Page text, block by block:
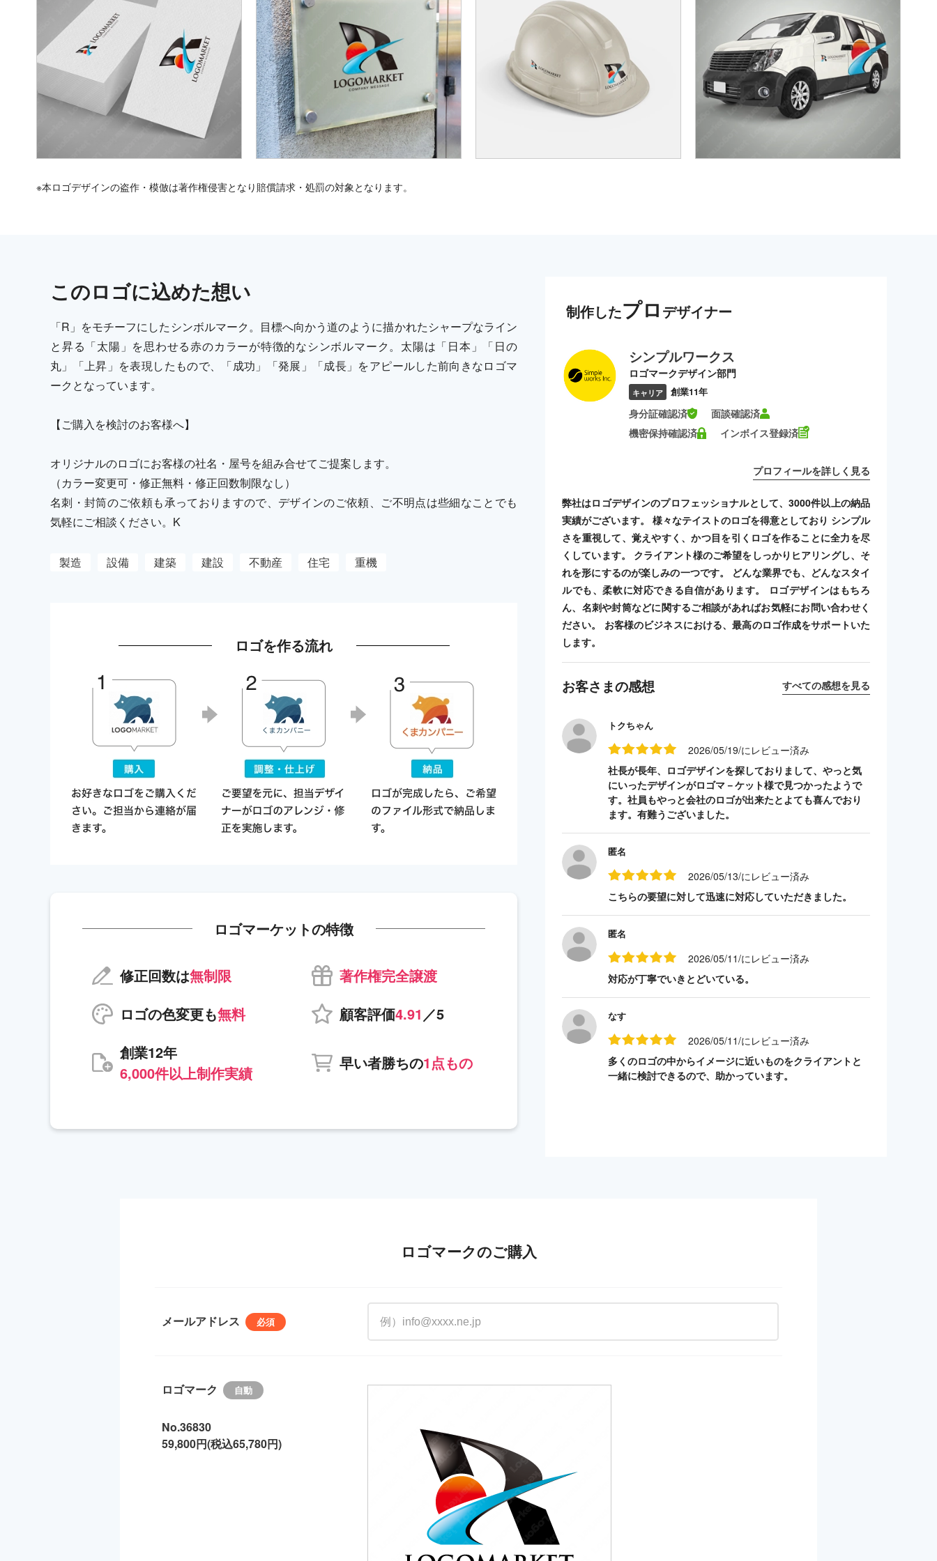
※本ロゴデザインの盗作・模倣は著作権侵害となり賠償請求・処罰の対象となります。
このロゴに込めた想い
「R」をモチーフにしたシンボルマーク。目標へ向かう道のように描かれたシャープなライン
と昇る「太陽」を思わせる赤のカラーが特徴的なシンボルマーク。太陽は「日本」「日の
丸」「上昇」を表現したもので、「成功」「発展」「成長」をアピールした前向きなロゴマ
ークとなっています。
【ご購入を検討のお客様へ】
オリジナルのロゴにお客様の社名・屋号を組み合せてご提案します。
（カラー変更可・修正無料・修正回数制限なし）
名刺・封筒のご依頼も承っておりますので、デザインのご依頼、ご不明点は些細なことでも
気軽にご相談ください。K
製造 設備 建築 建設 不動産 住宅 重機
ロゴを作る流れ
ロゴマーケットの特徴
修正回数は無制限
著作権完全譲渡
ロゴの色変更も無料 顧客評価4.91 ／5
創業12年
6,000件以上制作実績
早い者勝ちの1点もの
制作したプロ デザイナー
シンプルワークス
ロゴマークデザイン部門
キャリア 創業11年
身分証確認済
面談確認済
機密保持確認済
インボイス登録済
プロフィールを詳しく見る
弊社はロゴデザインのプロフェッショナルとして、3000件以上の納品
実績がございます。 様々なテイストのロゴを得意としており シンプル
さを重視して、覚えやすく、かつ目を引くロゴを作ることに全力を尽
くしています。 クライアント様のご希望をしっかりヒアリングし、そ
れを形にするのが楽しみの一つです。 どんな業界でも、どんなスタイ
ルでも、柔軟に対応できる自信があります。 ロゴデザインはもちろ
ん、名刺や封筒などに関するご相談があればお気軽にお問い合わせく
ださい。 お客様のビジネスにおける、最高のロゴ作成をサポートいた
します。
お客さまの感想 すべての感想を見る
トクちゃん
2026/05/19/にレビュー済み
社長が長年、ロゴデザインを探しておりまして、やっと気
にいったデザインがロゴマ－ケット様で見つかったようで
す。社員もやっと会社のロゴが出来たとよても喜んでおり
ます。有難うございました。
匿名
2026/05/13/にレビュー済み
こちらの要望に対して迅速に対応していただきました。
匿名
2026/05/11/にレビュー済み
対応が丁寧でいきとどいている。
なす
2026/05/11/にレビュー済み
多くのロゴの中からイメージに近いものをクライアントと
一緒に検討できるので、助かっています。
ロゴマークのご購入
メールアドレス
ロゴマーク
No.36830
59,800円(税込65,780円)